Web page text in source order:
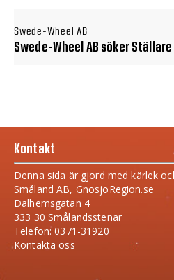
Swede-Wheel AB
Swede-Wheel AB söker
Kontakt
Denna sida är gjord med kärlek
Småland AB, GnosjoRegion.se
Dalhemsgatan 4
333 30 Smålandsstenar
Telefon: 0371-31920
Kontakta oss